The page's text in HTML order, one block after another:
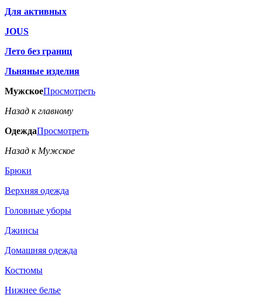
Для активных
JOUS
Лето без границ
Льняные изделия
МужскоеПросмотреть
Назад к главному
ОдеждаПросмотреть
Назад к Мужское
Брюки
Верхняя одежда
Головные уборы
Джинсы
Домашняя одежда
Костюмы
Нижнее белье